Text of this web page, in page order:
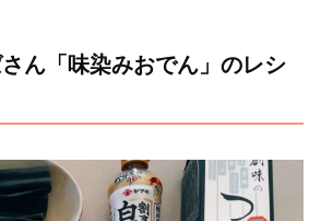
ん「味染みおでん」のレシ